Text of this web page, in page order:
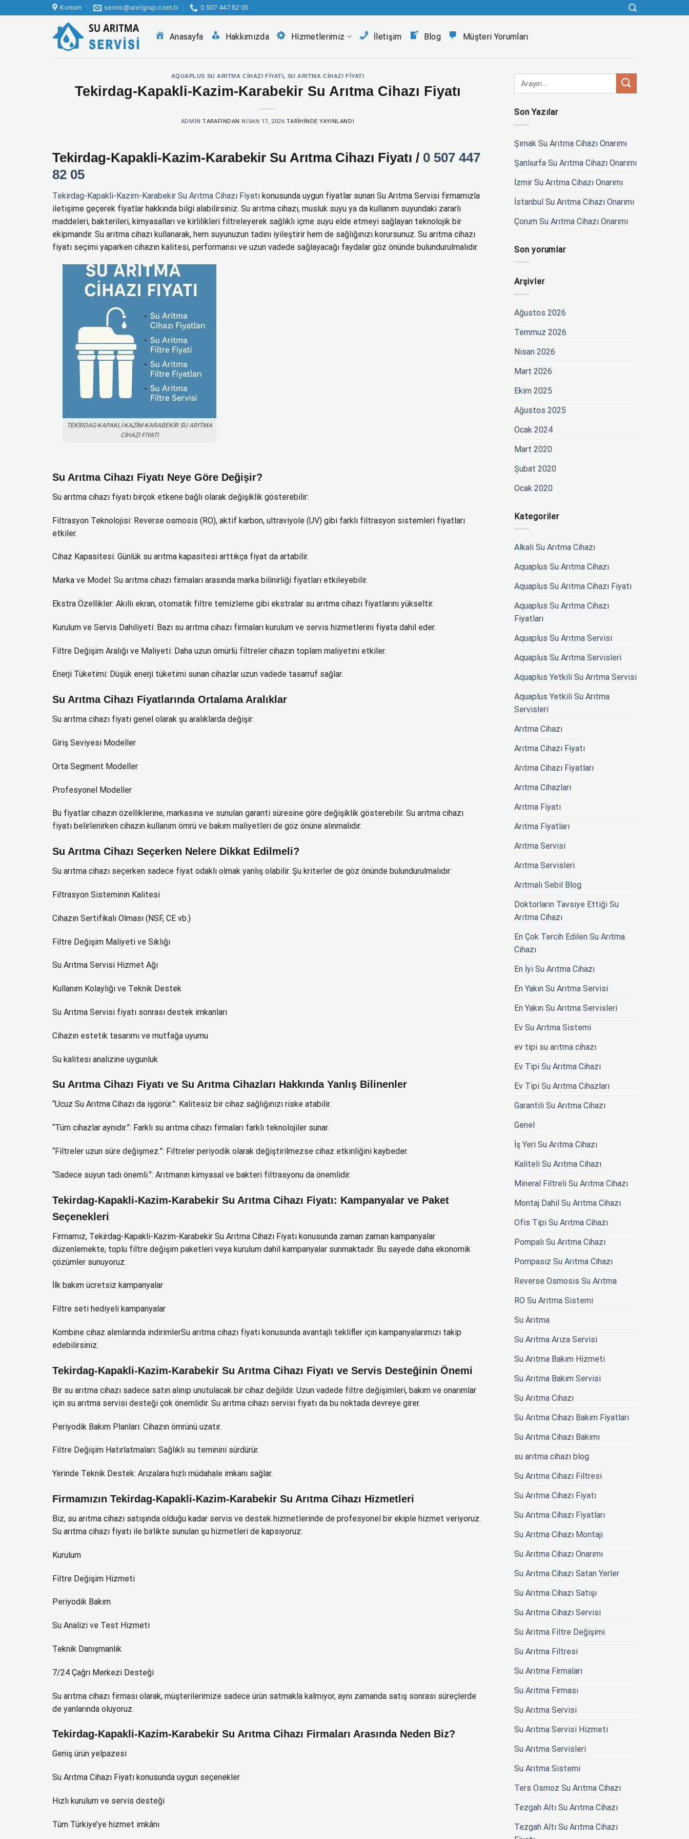
atla
Konum servis@arelgrup.com.tr 0 507 447 82 05
Anasayfa Hakkımızda Hizmetlerimiz İletişim Blog Müşteri Yorumları
AQUAPLUS SU ARITMA CIHAZI FIYATI, SU ARITMA CIHAZI FIYATI
Tekirdag-Kapakli-Kazim-Karabekir Su Arıtma Cihazı Fiyatı
ADMIN TARAFINDAN NISAN 17, 2026 TARIHINDE YAYINLANDI
Tekirdag-Kapakli-Kazim-Karabekir Su Arıtma Cihazı Fiyatı / 0 507 447
82 05
Tekirdag-Kapakli-Kazim-Karabekir Su Arıtma Cihazı Fiyatı konusunda uygun fiyatlar sunan Su Arıtma Servisi firmamızla
iletişime geçerek fiyatlar hakkında bilgi alabilirsiniz. Su arıtma cihazı, musluk suyu ya da kullanım suyundaki zararlı
maddeleri, bakterileri, kimyasalları ve kirlilikleri filtreleyerek sağlıklı içme suyu elde etmeyi sağlayan teknolojik bir
ekipmandır. Su arıtma cihazı kullanarak, hem suyunuzun tadını iyileştirir hem de sağlığınızı korursunuz. Su arıtma cihazı
fiyatı seçimi yaparken cihazın kalitesi, performansı ve uzun vadede sağlayacağı faydalar göz önünde bulundurulmalıdır.
TEKIRDAG-KAPAKLI-KAZIM-KARABEKIR SU ARITMA
CIHAZI FIYATI
Su Arıtma Cihazı Fiyatı Neye Göre Değişir?
Su arıtma cihazı fiyatı birçok etkene bağlı olarak değişiklik gösterebilir:
Filtrasyon Teknolojisi: Reverse osmosis (RO), aktif karbon, ultraviyole (UV) gibi farklı filtrasyon sistemleri fiyatları
etkiler.
Cihaz Kapasitesi: Günlük su arıtma kapasitesi arttıkça fiyat da artabilir.
Marka ve Model: Su arıtma cihazı firmaları arasında marka bilinirliği fiyatları etkileyebilir.
Ekstra Özellikler: Akıllı ekran, otomatik filtre temizleme gibi ekstralar su arıtma cihazı fiyatlarını yükseltir.
Kurulum ve Servis Dahiliyeti: Bazı su arıtma cihazı firmaları kurulum ve servis hizmetlerini fiyata dahil eder.
Filtre Değişim Aralığı ve Maliyeti: Daha uzun ömürlü filtreler cihazın toplam maliyetini etkiler.
Enerji Tüketimi: Düşük enerji tüketimi sunan cihazlar uzun vadede tasarruf sağlar.
Su Arıtma Cihazı Fiyatlarında Ortalama Aralıklar
Su arıtma cihazı fiyatı genel olarak şu aralıklarda değişir:
Giriş Seviyesi Modeller
Orta Segment Modeller
Profesyonel Modeller
Bu fiyatlar cihazın özelliklerine, markasına ve sunulan garanti süresine göre değişiklik gösterebilir. Su arıtma cihazı
fiyatı belirlenirken cihazın kullanım ömrü ve bakım maliyetleri de göz önüne alınmalıdır.
Su Arıtma Cihazı Seçerken Nelere Dikkat Edilmeli?
Su arıtma cihazı seçerken sadece fiyat odaklı olmak yanlış olabilir. Şu kriterler de göz önünde bulundurulmalıdır:
Filtrasyon Sisteminin Kalitesi
Cihazın Sertifikalı Olması (NSF, CE vb.)
Filtre Değişim Maliyeti ve Sıklığı
Su Arıtma Servisi Hizmet Ağı
Kullanım Kolaylığı ve Teknik Destek
Su Arıtma Servisi fiyatı sonrası destek imkanları
Cihazın estetik tasarımı ve mutfağa uyumu
Su kalitesi analizine uygunluk
Su Arıtma Cihazı Fiyatı ve Su Arıtma Cihazları Hakkında Yanlış Bilinenler
“Ucuz Su Arıtma Cihazı da işgörür.”: Kalitesiz bir cihaz sağlığınızı riske atabilir.
“Tüm cihazlar aynıdır.”: Farklı su arıtma cihazı firmaları farklı teknolojiler sunar.
“Filtreler uzun süre değişmez.”: Filtreler periyodik olarak değiştirilmezse cihaz etkinliğini kaybeder.
“Sadece suyun tadı önemli.”: Arıtmanın kimyasal ve bakteri filtrasyonu da önemlidir.
Tekirdag-Kapakli-Kazim-Karabekir Su Arıtma Cihazı Fiyatı: Kampanyalar ve Paket
Seçenekleri
Firmamız, Tekirdag-Kapakli-Kazim-Karabekir Su Arıtma Cihazı Fiyatı konusunda zaman zaman kampanyalar
düzenlemekte, toplu filtre değişim paketleri veya kurulum dahil kampanyalar sunmaktadır. Bu sayede daha ekonomik
çözümler sunuyoruz.
İlk bakım ücretsiz kampanyalar
Filtre seti hediyeli kampanyalar
Kombine cihaz alımlarında indirimlerSu arıtma cihazı fiyatı konusunda avantajlı teklifler için kampanyalarımızı takip
edebilirsiniz.
Tekirdag-Kapakli-Kazim-Karabekir Su Arıtma Cihazı Fiyatı ve Servis Desteğinin Önemi
Bir su arıtma cihazı sadece satın alınıp unutulacak bir cihaz değildir. Uzun vadede filtre değişimleri, bakım ve onarımlar
için su arıtma servisi desteği çok önemlidir. Su arıtma cihazı servisi fiyatı da bu noktada devreye girer.
Periyodik Bakım Planları: Cihazın ömrünü uzatır.
Filtre Değişim Hatırlatmaları: Sağlıklı su teminini sürdürür.
Yerinde Teknik Destek: Arızalara hızlı müdahale imkanı sağlar.
Firmamızın Tekirdag-Kapakli-Kazim-Karabekir Su Arıtma Cihazı Hizmetleri
Biz, su arıtma cihazı satışında olduğu kadar servis ve destek hizmetlerinde de profesyonel bir ekiple hizmet veriyoruz.
Su arıtma cihazı fiyatı ile birlikte sunulan şu hizmetleri de kapsıyoruz:
Kurulum
Filtre Değişim Hizmeti
Periyodik Bakım
Su Analizi ve Test Hizmeti
Teknik Danışmanlık
7/24 Çağrı Merkezi Desteği
Su arıtma cihazı firması olarak, müşterilerimize sadece ürün satmakla kalmıyor, aynı zamanda satış sonrası süreçlerde
de yanlarında oluyoruz.
Tekirdag-Kapakli-Kazim-Karabekir Su Arıtma Cihazı Firmaları Arasında Neden Biz?
Geniş ürün yelpazesi
Su Arıtma Cihazı Fiyatı konusunda uygun seçenekler
Hızlı kurulum ve servis desteği
Tüm Türkiye’ye hizmet imkânı
Son Yazılar
Şırnak Su Arıtma Cihazı Onarımı
Şanlıurfa Su Arıtma Cihazı Onarımı
İzmir Su Arıtma Cihazı Onarımı
İstanbul Su Arıtma Cihazı Onarımı
Çorum Su Arıtma Cihazı Onarımı
Son yorumlar
Arşivler
Ağustos 2026
Temmuz 2026
Nisan 2026
Mart 2026
Ekim 2025
Ağustos 2025
Ocak 2024
Mart 2020
Şubat 2020
Ocak 2020
Kategoriler
Alkali Su Arıtma Cihazı
Aquaplus Su Arıtma Cihazı
Aquaplus Su Arıtma Cihazı Fiyatı
Aquaplus Su Arıtma Cihazı
Fiyatları
Aquaplus Su Arıtma Servisi
Aquaplus Su Arıtma Servisleri
Aquaplus Yetkili Su Arıtma Servisi
Aquaplus Yetkili Su Arıtma
Servisleri
Arıtma Cihazı
Arıtma Cihazı Fiyatı
Arıtma Cihazı Fiyatları
Arıtma Cihazları
Arıtma Fiyatı
Arıtma Fiyatları
Arıtma Servisi
Arıtma Servisleri
Arıtmalı Sebil Blog
Doktorların Tavsiye Ettiği Su
Arıtma Cihazı
En Çok Tercih Edilen Su Arıtma
Cihazı
En İyi Su Arıtma Cihazı
En Yakın Su Arıtma Servisi
En Yakın Su Arıtma Servisleri
Ev Su Arıtma Sistemi
ev tipi su arıtma cihazı
Ev Tipi Su Arıtma Cihazı
Ev Tipi Su Arıtma Cihazları
Garantili Su Arıtma Cihazı
Genel
İş Yeri Su Arıtma Cihazı
Kaliteli Su Arıtma Cihazı
Mineral Filtreli Su Arıtma Cihazı
Montaj Dahil Su Arıtma Cihazı
Ofis Tipi Su Arıtma Cihazı
Pompalı Su Arıtma Cihazı
Pompasız Su Arıtma Cihazı
Reverse Osmosis Su Arıtma
RO Su Arıtma Sistemi
Su Arıtma
Su Arıtma Arıza Servisi
Su Arıtma Bakım Hizmeti
Su Arıtma Bakım Servisi
Su Arıtma Cihazı
Su Arıtma Cihazı Bakım Fiyatları
Su Arıtma Cihazı Bakımı
su arıtma cihazı blog
Su Arıtma Cihazı Filtresi
Su Arıtma Cihazı Fiyatı
Su Arıtma Cihazı Fiyatları
Su Arıtma Cihazı Montajı
Su Arıtma Cihazı Onarımı
Su Arıtma Cihazı Satan Yerler
Su Arıtma Cihazı Satışı
Su Arıtma Cihazı Servisi
Su Arıtma Filtre Değişimi
Su Arıtma Filtresi
Su Arıtma Firmaları
Su Arıtma Firması
Su Arıtma Servisi
Su Arıtma Servisi Hizmeti
Su Arıtma Servisleri
Su Arıtma Sistemi
Ters Osmoz Su Arıtma Cihazı
Tezgah Altı Su Arıtma Cihazı
Tezgah Altı Su Arıtma Cihazı